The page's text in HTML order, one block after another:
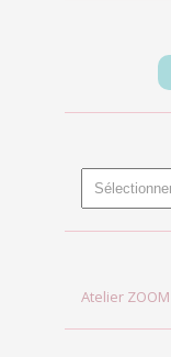
Atelier ZOOM